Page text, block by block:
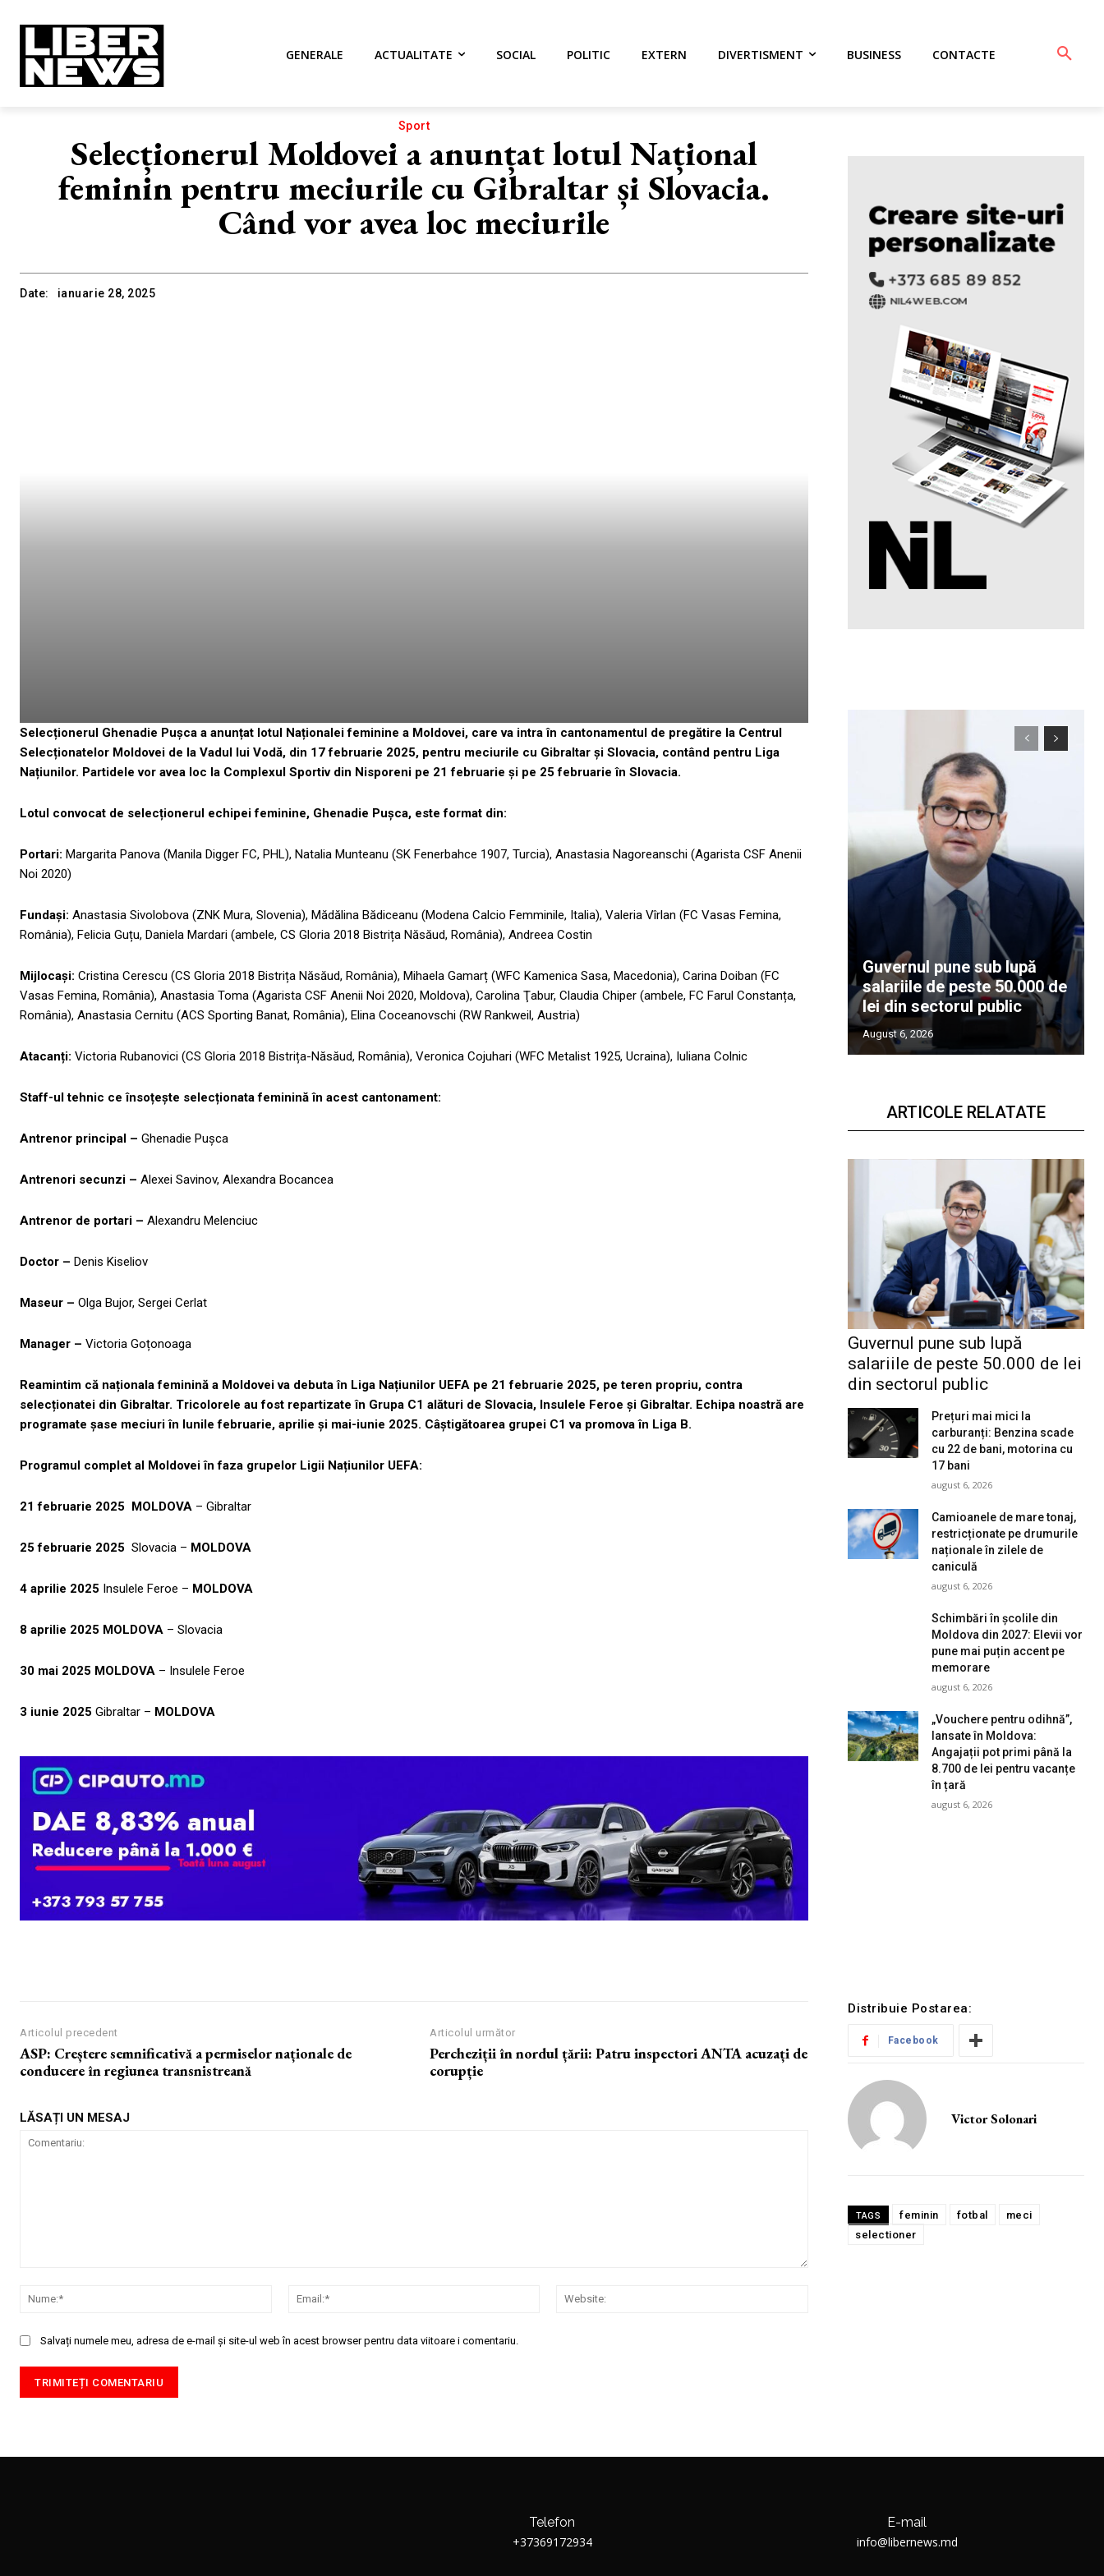
GENERALE ACTUALITATE SOCIAL POLITIC EXTERN DIVERTISMENT BUSINESS CONTACTE
Sport
Selecționerul Moldovei a anunțat lotul Național
feminin pentru meciurile cu Gibraltar și Slovacia.
Când vor avea loc meciurile
Date: ianuarie 28, 2025
Selecționerul Ghenadie Pușca a anunțat lotul Naționalei feminine a Moldovei, care va intra în cantonamentul de pregătire la Centrul
Selecționatelor Moldovei de la Vadul lui Vodă, din 17 februarie 2025, pentru meciurile cu Gibraltar și Slovacia, contând pentru Liga
Națiunilor. Partidele vor avea loc la Complexul Sportiv din Nisporeni pe 21 februarie și pe 25 februarie în Slovacia.
Lotul convocat de selecționerul echipei feminine, Ghenadie Pușca, este format din:
Portari: Margarita Panova (Manila Digger FC, PHL), Natalia Munteanu (SK Fenerbahce 1907, Turcia), Anastasia Nagoreanschi (Agarista CSF Anenii
Noi 2020)
Fundași: Anastasia Sivolobova (ZNK Mura, Slovenia), Mădălina Bădiceanu (Modena Calcio Femminile, Italia), Valeria Vîrlan (FC Vasas Femina,
România), Felicia Guțu, Daniela Mardari (ambele, CS Gloria 2018 Bistrița Năsăud, România), Andreea Costin
Mijlocași: Cristina Cerescu (CS Gloria 2018 Bistrița Năsăud, România), Mihaela Gamarț (WFC Kamenica Sasa, Macedonia), Carina Doiban (FC
Vasas Femina, România), Anastasia Toma (Agarista CSF Anenii Noi 2020, Moldova), Carolina Ţabur, Claudia Chiper (ambele, FC Farul Constanța,
România), Anastasia Cernitu (ACS Sporting Banat, România), Elina Coceanovschi (RW Rankweil, Austria)
Atacanți: Victoria Rubanovici (CS Gloria 2018 Bistrița-Năsăud, România), Veronica Cojuhari (WFC Metalist 1925, Ucraina), Iuliana Colnic
Staff-ul tehnic ce însoțește selecționata feminină în acest cantonament:
Antrenor principal – Ghenadie Pușca
Antrenori secunzi – Alexei Savinov, Alexandra Bocancea
Antrenor de portari – Alexandru Melenciuc
Doctor – Denis Kiseliov
Maseur – Olga Bujor, Sergei Cerlat
Manager – Victoria Goțonoaga
Reamintim că naționala feminină a Moldovei va debuta în Liga Națiunilor UEFA pe 21 februarie 2025, pe teren propriu, contra
selecționatei din Gibraltar. Tricolorele au fost repartizate în Grupa C1 alături de Slovacia, Insulele Feroe și Gibraltar. Echipa noastră are
programate șase meciuri în lunile februarie, aprilie și mai-iunie 2025. Câștigătoarea grupei C1 va promova în Liga B.
Programul complet al Moldovei în faza grupelor Ligii Națiunilor UEFA:
21 februarie 2025 MOLDOVA – Gibraltar
25 februarie 2025 Slovacia – MOLDOVA
4 aprilie 2025 Insulele Feroe – MOLDOVA
8 aprilie 2025 MOLDOVA – Slovacia
30 mai 2025 MOLDOVA – Insulele Feroe
3 iunie 2025 Gibraltar – MOLDOVA
Guvernul pune sub lupă
salariile de peste 50.000 de
lei din sectorul public
August 6, 2026
ARTICOLE RELATATE
Guvernul pune sub lupă
salariile de peste 50.000 de lei
din sectorul public
Prețuri mai mici la
carburanți: Benzina scade
cu 22 de bani, motorina cu
17 bani
august 6, 2026
Camioanele de mare tonaj,
restricționate pe drumurile
naționale în zilele de
caniculă
august 6, 2026
Schimbări în școlile din
Moldova din 2027: Elevii vor
pune mai puțin accent pe
memorare
august 6, 2026
„Vouchere pentru odihnă”,
lansate în Moldova:
Angajații pot primi până la
8.700 de lei pentru vacanțe
în țară
august 6, 2026
Articolul precedent
ASP: Creștere semnificativă a permiselor naționale de
conducere în regiunea transnistreană
Articolul următor
Percheziții în nordul țării: Patru inspectori ANTA acuzați de
corupție
LĂSAȚI UN MESAJ
Nume:*
Email:*
Salvați numele meu, adresa de e-mail și site-ul web în acest browser pentru data viitoare i comentariu.
Distribuie Postarea:
Facebook
Victor Solonari
TAGS feminin fotbal
meci
selectioner
Telefon
+37369172934
E-mail
info@libernews.md